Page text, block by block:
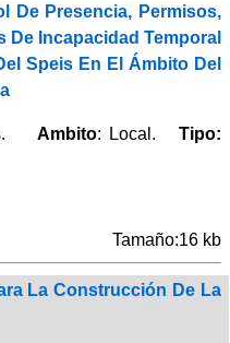
De Presencia, Permisos,
De Incapacidad Temporal
Speis En El Ámbito Del
Ambito: Local.Tipo:
Tamaño:16 kb
La Construcción De La